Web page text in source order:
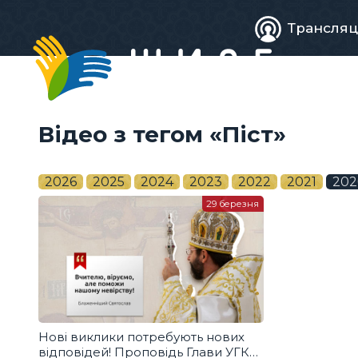
Живе
Відео з тегом «Піст»
2026 2025 2024 2023 2022 2021
Нові виклики потребують нових
відповідей! Проповідь Глави УГКЦ
29 березня